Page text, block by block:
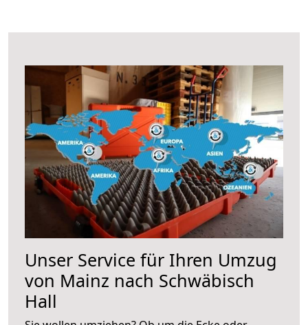
Unser Service für Ihren Umzug
von Mainz nach Schwäbisch
Hall